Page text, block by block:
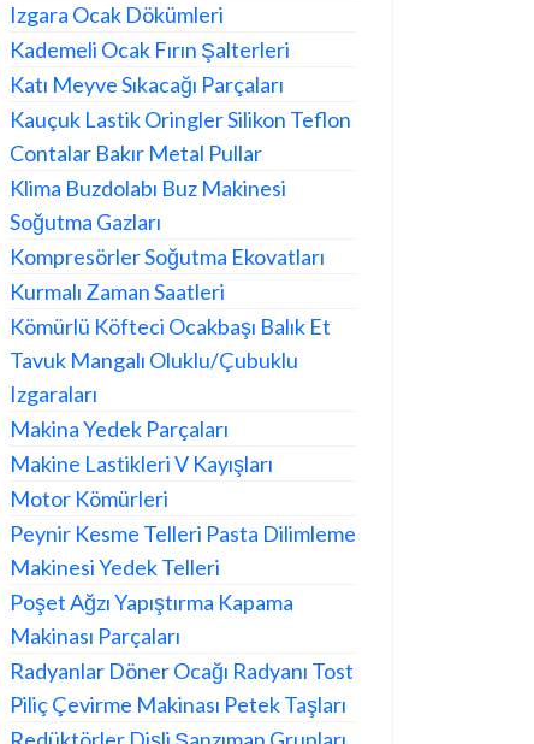
Izgara Ocak Dökümleri
Kademeli Ocak Fırın Şalterleri
Katı Meyve Sıkacağı Parçaları
Kauçuk Lastik Oringler Silikon Teflon
Contalar Bakır Metal Pullar
Klima Buzdolabı Buz Makinesi
Soğutma Gazları
Kompresörler Soğutma Ekovatları
Kurmalı Zaman Saatleri
Kömürlü Köfteci Ocakbaşı Balık Et
Tavuk Mangalı Oluklu/Çubuklu
Izgaraları
Makina Yedek Parçaları
Makine Lastikleri V Kayışları
Motor Kömürleri
Peynir Kesme Telleri Pasta Dilimleme
Makinesi Yedek Telleri
Poşet Ağzı Yapıştırma Kapama
Makinası Parçaları
Radyanlar Döner Ocağı Radyanı Tost
Piliç Çevirme Makinası Petek Taşları